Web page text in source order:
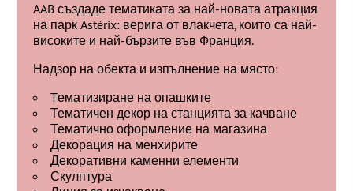
AAB създаде тематиката за най-новата атракция
на парк Astérix: верига от влакчета, които са най-
високите и най-бързите във Франция.
Надзор на обекта и изпълнение на място:
Tематизиране на опашките
Тематичен декор на станцията за качване
Тематично оформление на магазина
Декорация на менхирите
Декоративни каменни елементи
Скулптура